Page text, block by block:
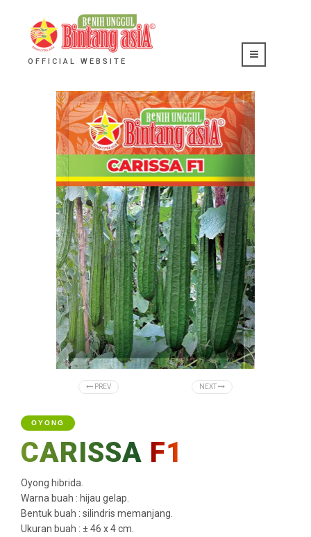
OFFICIAL WEBSITE
PREV NEXT
OYONG
CARISSA F1
Oyong hibrida.
Warna buah : hijau gelap.
Bentuk buah : silindris memanjang.
Ukuran buah : ± 46 x 4 cm.